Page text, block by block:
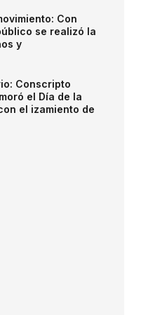
Con
se realizó la
y
Conscripto
el Día de la
el izamiento de